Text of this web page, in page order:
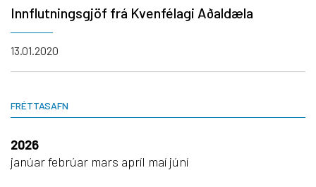
Innflutningsgjöf frá Kvenfélagi Aðaldæla
13.01.2020
FRÉTTASAFN
2026
janúarfebrúar mars apríl maí júní